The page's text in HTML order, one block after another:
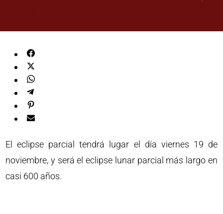
El eclipse parcial tendrá lugar el día viernes 19 de
noviembre, y será el eclipse lunar parcial más largo en
casi 600 años.